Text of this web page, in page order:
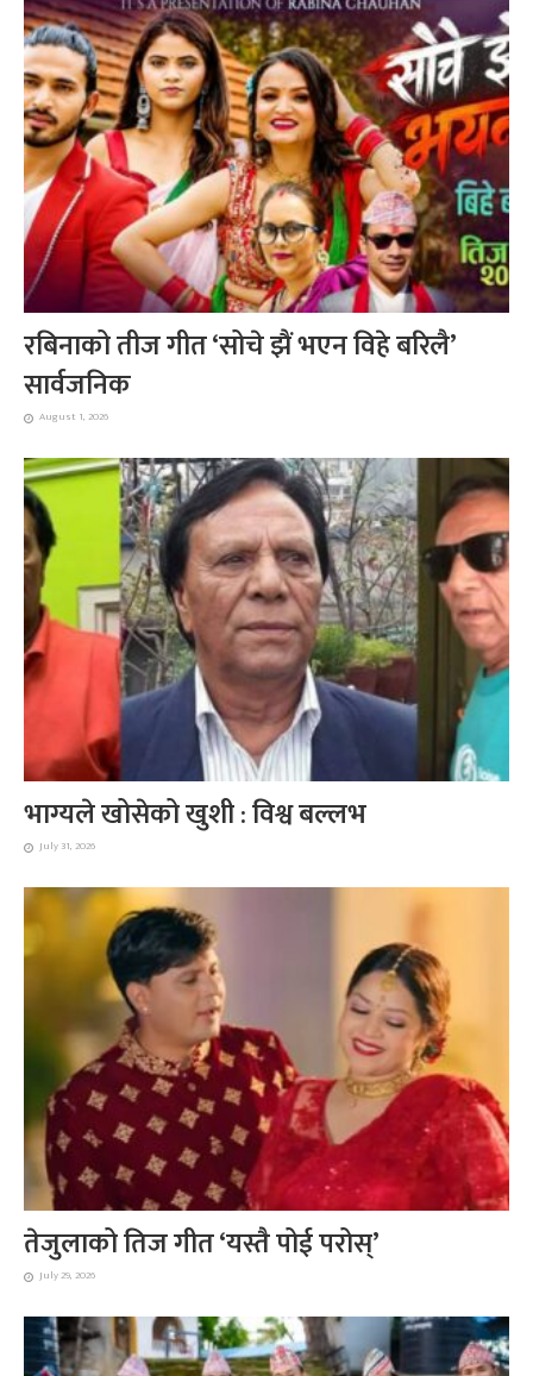
रबिनाको तीज गीत ‘सोचे झैं भएन विहे बरिलै’
सार्वजनिक
August 1, 2026
भाग्यले खोसेको खुशी : विश्व बल्लभ
July 31, 2026
तेजुलाको तिज गीत ‘यस्तै पोई परोस्’
July 29, 2026